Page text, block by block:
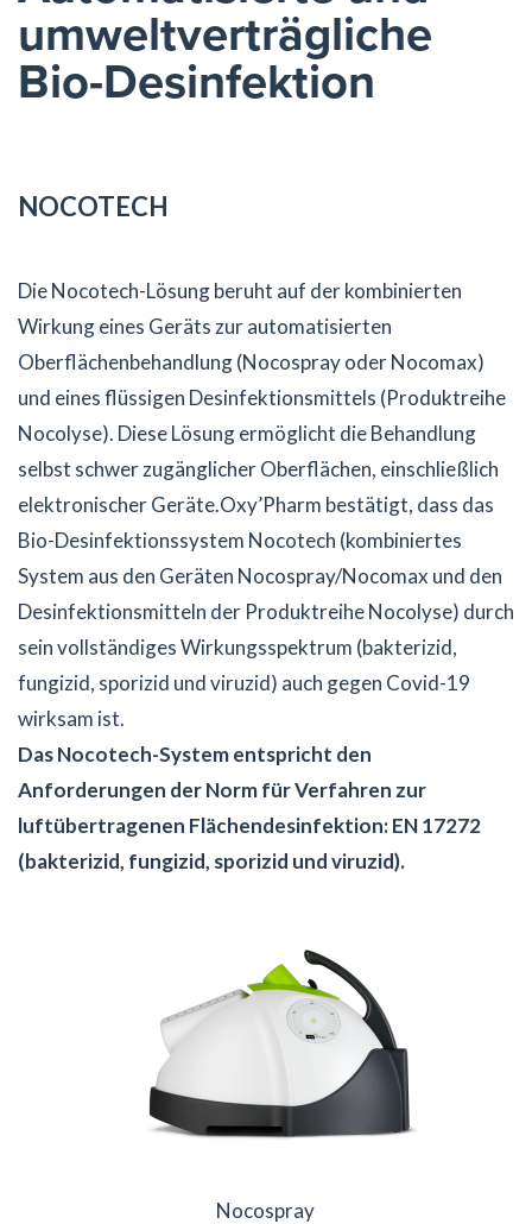
umweltverträgliche
Bio-Desinfektion
NOCOTECH
Die Nocotech-Lösung beruht auf der kombinierten
Wirkung eines Geräts zur automatisierten
Oberflächenbehandlung (Nocospray oder Nocomax)
und eines flüssigen Desinfektionsmittels (Produktreihe
Nocolyse). Diese Lösung ermöglicht die Behandlung
selbst schwer zugänglicher Oberflächen, einschließlich
elektronischer Geräte.Oxy’Pharm bestätigt, dass das
Bio-Desinfektionssystem Nocotech (kombiniertes
System aus den Geräten Nocospray/Nocomax und den
Desinfektionsmitteln der Produktreihe Nocolyse) durch
sein vollständiges Wirkungsspektrum (bakterizid,
fungizid, sporizid und viruzid) auch gegen Covid-19
wirksam ist.
Das Nocotech-System entspricht den
Anforderungen der Norm für Verfahren zur
luftübertragenen Flächendesinfektion: EN 17272
(bakterizid, fungizid, sporizid und viruzid).
Nocospray